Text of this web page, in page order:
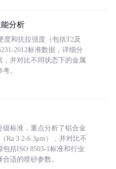
分析
度和抗拉强度（包括T2及
2012标准数据，详细分
并对比不同状态下的金属
。
标准，重点分析了铝合金
Ra 3.2-6.3μm），并对比不
括ISO 8503-1标准和行业
适的喷砂参数。